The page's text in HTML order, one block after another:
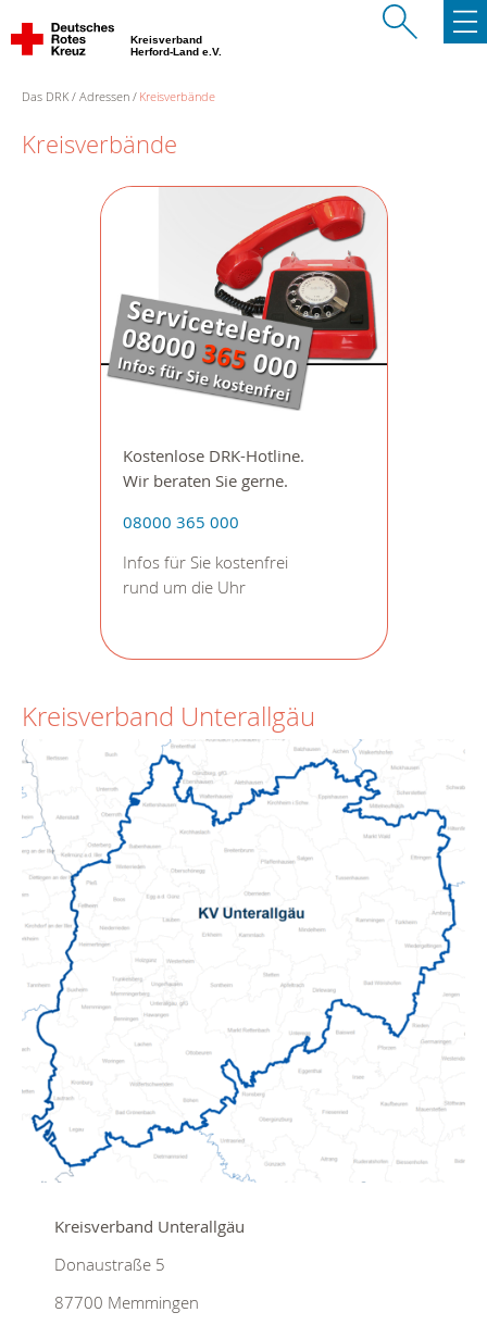
Kreisverband
Herford-Land e.V.
Das DRK Adressen Kreisverbände
Kreisverbände
Kostenlose DRK-Hotline.
Wir beraten Sie gerne.
08000 365 000
Infos für Sie kostenfrei
rund um die Uhr
Kreisverband Unterallgäu
Kreisverband Unterallgäu
Donaustraße 5
87700 Memmingen